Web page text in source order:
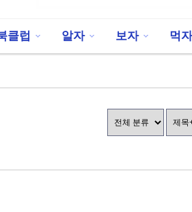
클럽 알자 보자
먹자